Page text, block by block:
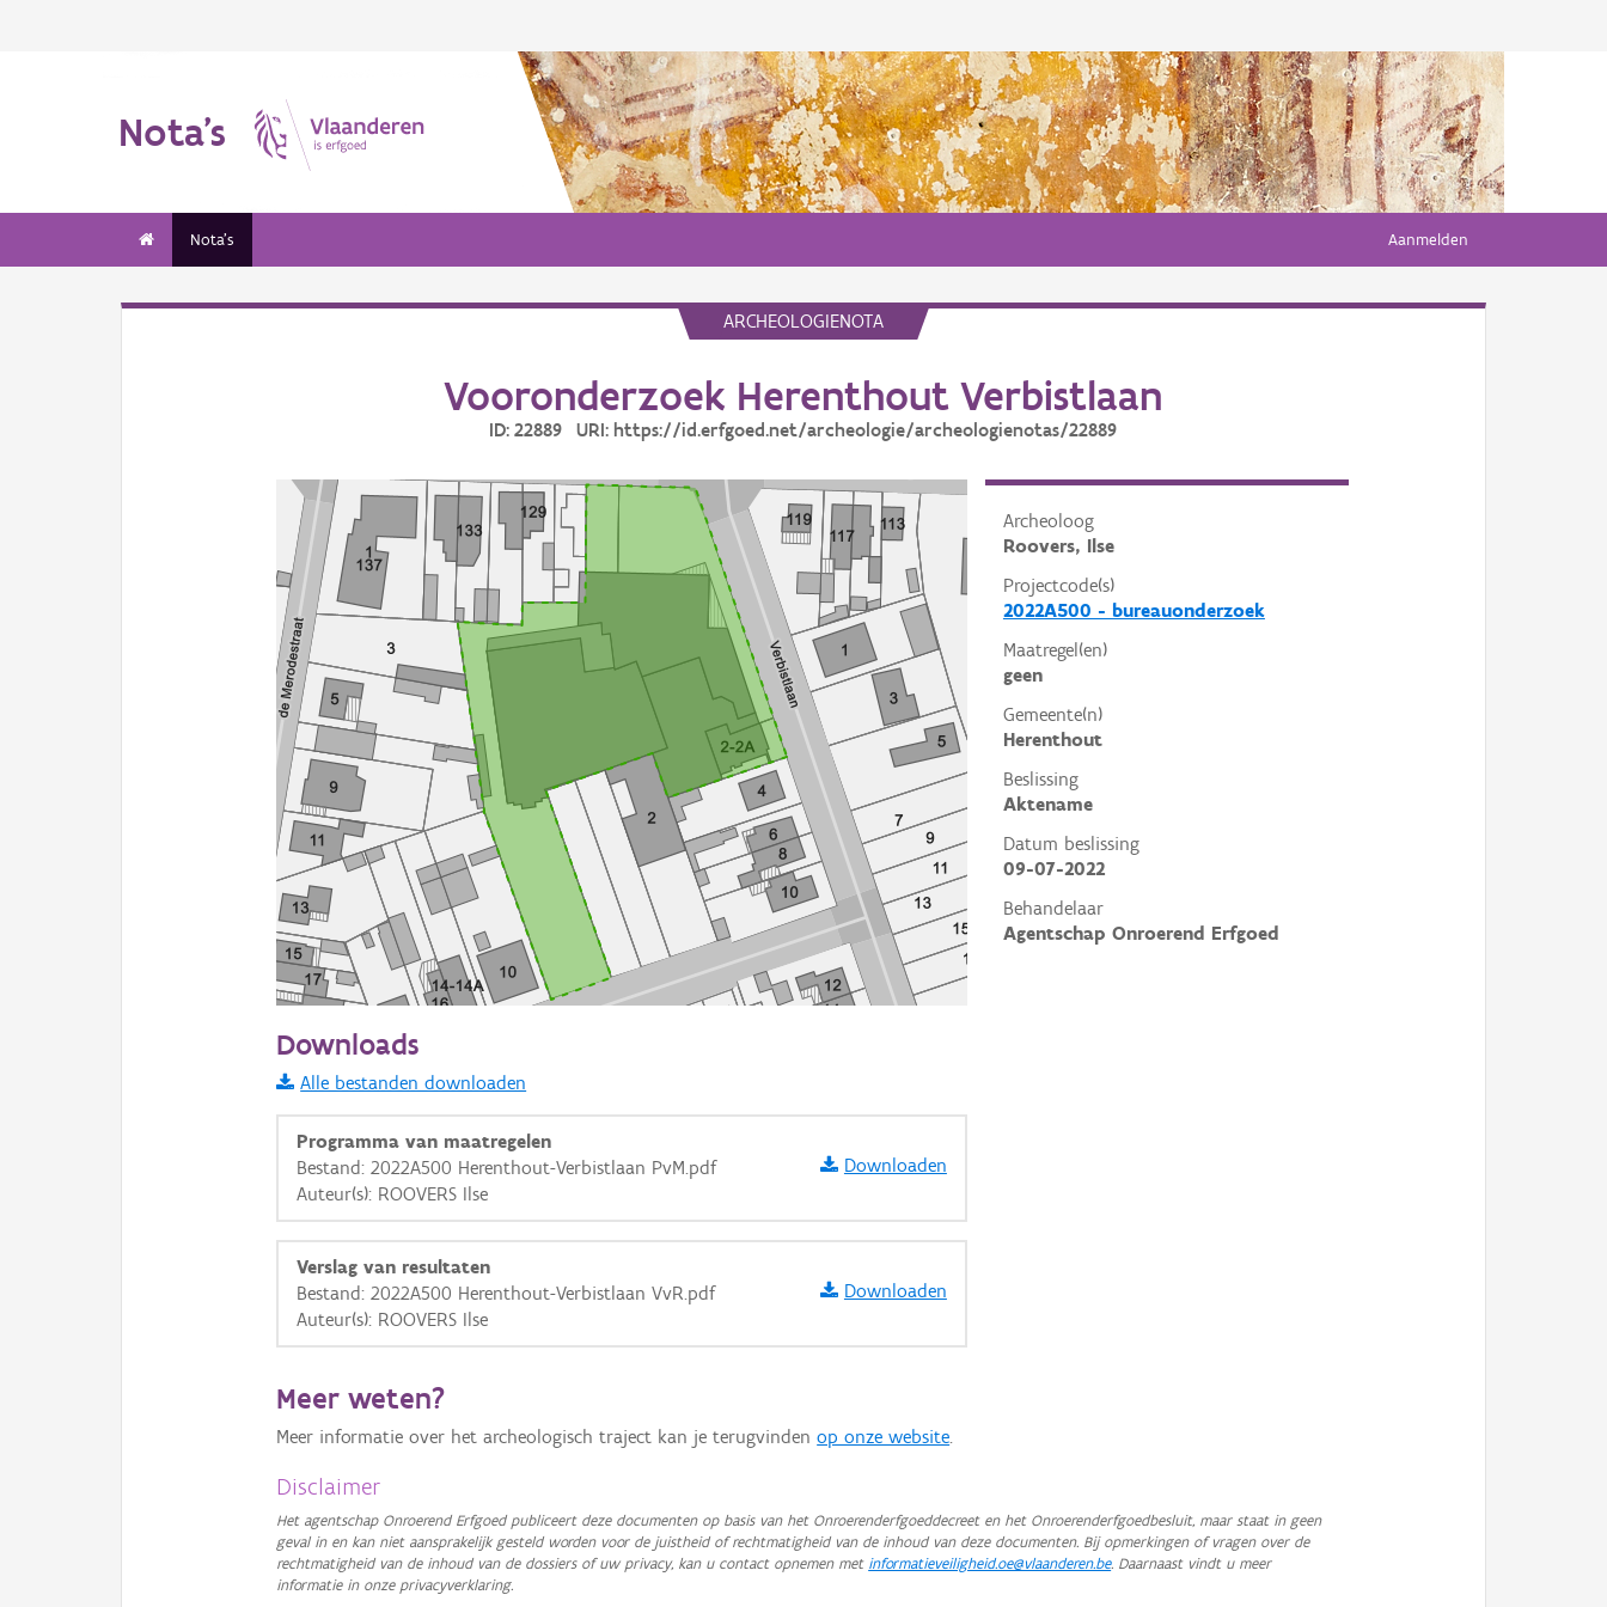
Nota's
Nota's Aanmelden
ARCHEOLOGIENOTA
Vooronderzoek Herenthout Verbistlaan
ID: 22889 URI: https://id.erfgoed.net/archeologie/archeologienotas/22889
Archeoloog
Roovers, Ilse
Projectcode(s)
2022A500 - bureauonderzoek
Maatregel(en)
geen
Gemeente(n)
Herenthout
Beslissing
Aktename
Datum beslissing
09-07-2022
Behandelaar
Agentschap Onroerend Erfgoed
Informatie Vlaanderen
i
+ −
OSM-Basiskaart
GRB-Basiskaart in grijswaarden
Downloads
Alle bestanden downloaden
Programma van maatregelen
Bestand: 2022A500 Herenthout-Verbistlaan PvM.pdf
Auteur(s): ROOVERS Ilse
Downloaden
Verslag van resultaten
Bestand: 2022A500 Herenthout-Verbistlaan VvR.pdf
Auteur(s): ROOVERS Ilse
Downloaden
Meer weten?
Meer informatie over het archeologisch traject kan je terugvindenop onze website.
Disclaimer
Het agentschap Onroerend Erfgoed publiceert deze documenten op basis van het Onroerenderfgoeddecreet en het Onroerenderfgoedbesluit, maar staat in geen
geval in en kan niet aansprakelijk gesteld worden voor de juistheid of rechtmatigheid van de inhoud van deze documenten. Bij opmerkingen of vragen over de
rechtmatigheid van de inhoud van de dossiers of uw privacy, kan u contact opnemen met informatieveiligheid.oe@vlaanderen.be. Daarnaast vindt u meer
informatie in onze privacyverklaring.